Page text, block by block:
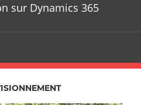
sur Dynamics 365